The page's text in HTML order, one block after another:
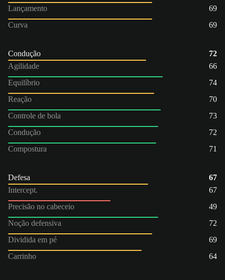
Lançamento
69
Curva
69
Condução
72
Agilidade
66
Equilíbrio
74
Reação
70
Controle de bola
73
Condução
72
Compostura
71
Defesa
67
Intercept.
67
Precisão no cabeceio
49
Noção defensiva
72
Dividida em pé
69
Carrinho
64